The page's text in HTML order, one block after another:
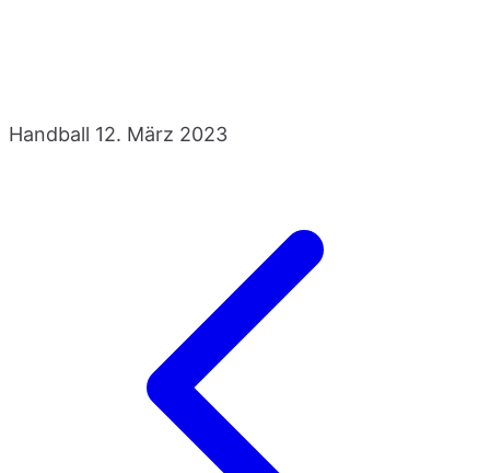
Handball 12. März 2023